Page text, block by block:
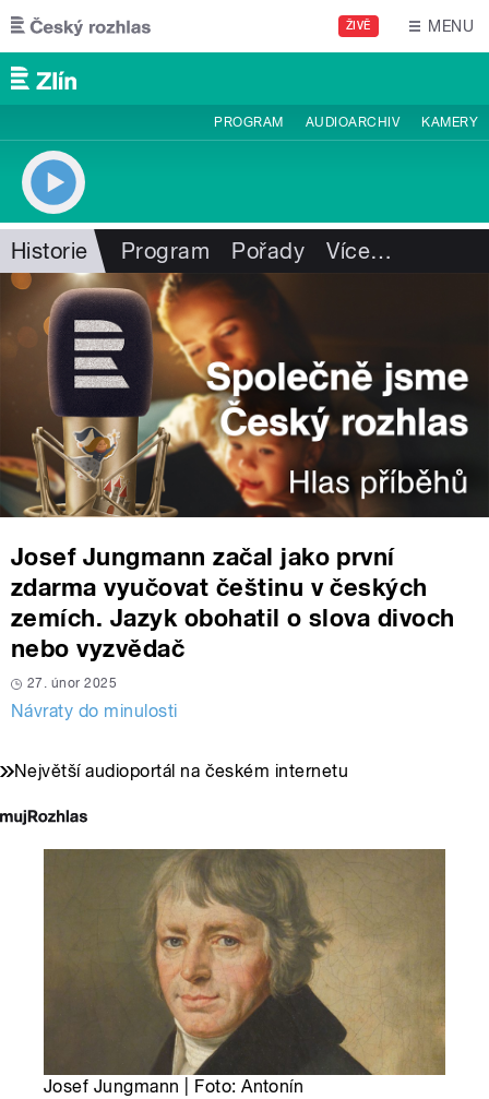
Přejít k hlavnímu obsahu
ŽIVĚ MENU
PROGRAM AUDIOARCHIV KAMERY
Historie Program Pořady Více…
Josef Jungmann začal jako první
zdarma vyučovat češtinu v českých
zemích. Jazyk obohatil o slova divoch
nebo vyzvědač
27. únor 2025
Návraty do minulosti
Největší audioportál na českém internetu
Josef Jungmann | Foto: Antonín